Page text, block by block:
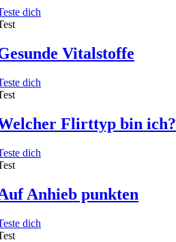
dich
Vitalstoffe
dich
Flirttyp bin ich?
dich
Anhieb punkten
dich